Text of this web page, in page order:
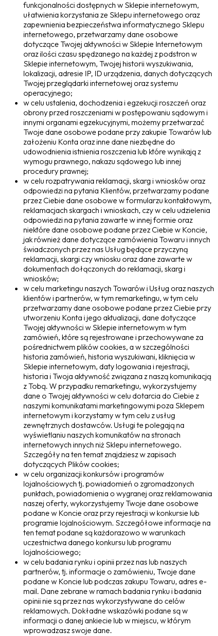
funkcjonalności dostępnych w Sklepie internetowym,
ułatwienia korzystania ze Sklepu internetowego oraz
zapewnienia bezpieczeństwa informatycznego Sklepu
internetowego, przetwarzamy dane osobowe
dotyczące Twojej aktywności w Sklepie Internetowym
oraz ilości czasu spędzanego na każdej z podstron w
Sklepie internetowym, Twojej historii wyszukiwania,
lokalizacji, adresie IP, ID urządzenia, danych dotyczących
Twojej przeglądarki internetowej oraz systemu
operacyjnego;
w celu ustalenia, dochodzenia i egzekucji roszczeń oraz
obrony przed roszczeniami w postępowaniu sądowym i
innymi organami egzekucyjnymi, możemy przetwarzać
Twoje dane osobowe podane przy zakupie Towarów lub
założeniu Konta oraz inne dane niezbędne do
udowodnienia istnienia roszczenia lub które wynikają z
wymogu prawnego, nakazu sądowego lub innej
procedury prawnej;
w celu rozpatrywania reklamacji, skarg i wniosków oraz
odpowiedzi na pytania Klientów, przetwarzamy podane
przez Ciebie dane osobowe w formularzu kontaktowym,
reklamacjach skargach i wnioskach, czy w celu udzielenia
odpowiedzi na pytania zawarte w innej formie oraz
niektóre dane osobowe podane przez Ciebie w Koncie,
jak również dane dotyczące zamówienia Towaru i innych
świadczonych przez nas Usług będące przyczyną
reklamacji, skargi czy wniosku oraz dane zawarte w
dokumentach dołączonych do reklamacji, skarg i
wniosków;
w celu marketingu naszych Towarów i Usług oraz naszych
klientów i partnerów, w tym remarketingu, w tym celu
przetwarzamy dane osobowe podane przez Ciebie przy
utworzeniu Konta i jego aktualizacji, dane dotyczące
Twojej aktywności w Sklepie internetowym w tym
zamówień, które są rejestrowane i przechowywane za
pośrednictwem plików cookies, a w szczególności
historia zamówień, historia wyszukiwani, kliknięcia w
Sklepie internetowym, daty logowania i rejestracji,
historia i Twoja aktywność związana z naszą komunikacją
z Tobą. W przypadku remarketingu, wykorzystujemy
dane o Twojej aktywności w celu dotarcia do Ciebie z
naszymi komunikatami marketingowymi poza Sklepem
internetowym i korzystamy w tym celu z usług
zewnętrznych dostawców. Usługi te polegają na
wyświetlaniu naszych komunikatów na stronach
internetowych innych niż Sklepu internetowego.
Szczegóły na ten temat znajdziesz w zapisach
dotyczących Plików cookies;
w celu organizacji konkursów i programów
lojalnościowych tj. powiadomień o zgromadzonych
punktach, powiadomienia o wygranej oraz reklamowania
naszej oferty, wykorzystujemy Twoje dane osobowe
podane w Koncie oraz przy rejestracji w konkursie lub
programie lojalnościowym. Szczegółowe informacje na
ten temat podane są każdorazowo w warunkach
uczestnictwa danego konkursu lub programu
lojalnościowego;
w celu badania rynku i opinii przez nas lub naszych
partnerów, tj. informacje o zamówieniu, Twoje dane
podane w Koncie lub podczas zakupu Towaru, adres e-
mail. Dane zebrane w ramach badania rynku i badania
opinii nie są przez nas wykorzystywane do celów
reklamowych. Dokładne wskazówki podane są w
informacji o danej ankiecie lub w miejscu, w którym
wprowadzasz swoje dane.